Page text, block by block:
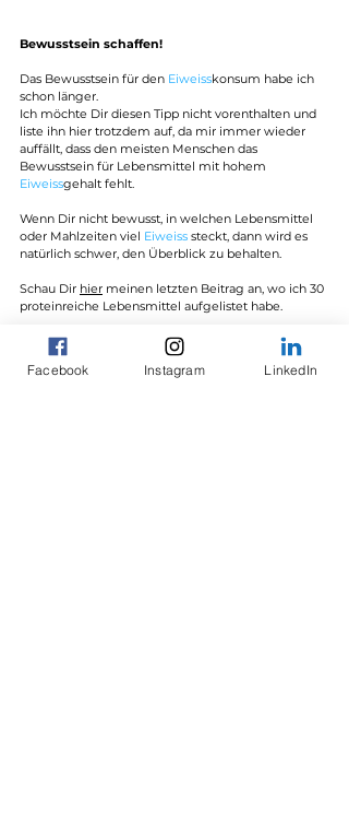
Bewusstsein schaffen!
Das Bewusstsein für den Eiweisskonsum habe ich
schon länger.
Ich möchte Dir diesen Tipp nicht vorenthalten und
liste ihn hier trotzdem auf, da mir immer wieder
auffällt, dass den meisten Menschen das
Bewusstsein für Lebensmittel mit hohem
Eiweissgehalt fehlt.
Wenn Dir nicht bewusst, in welchen Lebensmittel
oder Mahlzeiten viel Eiweiss steckt, dann wird es
natürlich schwer, den Überblick zu behalten.
Schau Dir hier meinen letzten Beitrag an, wo ich 30
proteinreiche Lebensmittel aufgelistet habe.
Setze diese 4 hilfreiche Tipps heute noch um, und
so wirst auch Du ab jetzt Deinen täglichen
Eiweissbedarf spielend leicht erreichen.
Facebook Instagram LinkedIn